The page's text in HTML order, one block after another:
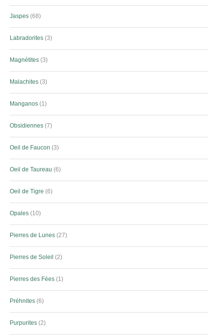
Jaspes 68
Labradorites 3
Magnétites 3
Malachites 3
Manganos 1
Obsidiennes 7
Oeil de Faucon 3
Oeil de Taureau 6
Oeil de Tigre 6
Opales 10
Pierres de Lunes 27
Pierres de Soleil 2
Pierres des Fées 1
Préhnites 6
Purpurites 2